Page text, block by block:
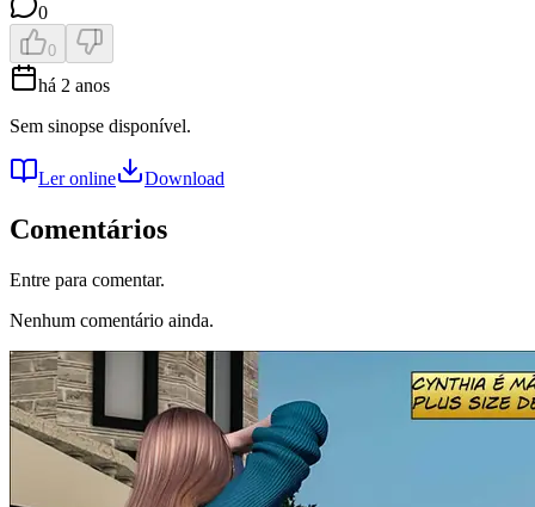
0
0
há 2 anos
Sem sinopse disponível.
Ler online Download
Comentários
Entre para comentar.
Nenhum comentário ainda.